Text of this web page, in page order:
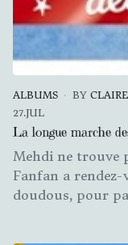
ALBUMS BY
27.JUL
La longue marche
Mehdi ne trouve
Fanfan a rendez-
doudous, pour